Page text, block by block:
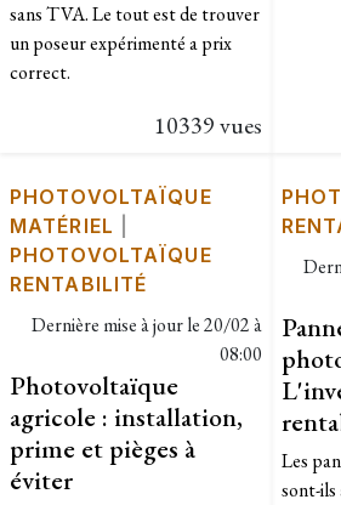
sans TVA. Le tout est de trouver
un poseur expérimenté a prix
correct.
10339 vues
PHOTOVOLTAÏQUE
MATÉRIEL
PHOTOVOLTAÏQUE
RENTABILITÉ
Dernière mise à jour le20/02 à
08:00
Photovoltaïque
agricole : installation,
prime et pièges à
éviter
Les
sont-ils